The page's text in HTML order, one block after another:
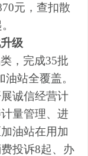
元，查扣散
级
，完成35批
油站全覆盖。
诚信经营计
量管理、进
加油站在用加
投诉8起、办